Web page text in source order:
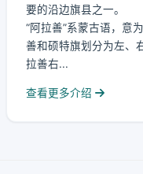
要的沿边旗县之一。
“阿拉善”系蒙古语，意
善和硕特旗划分为左、
拉善右...
查看更多介绍